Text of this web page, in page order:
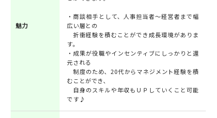
魅力
・商談相手として、人事担当者～経営者まで幅
広い層との
折衝経験を積むことができ成長環境がありま
す。
・成果が役職やインセンティブにしっかりと還
元される
制度のため、20代からマネジメント経験を積
むことができ、
自身のスキルや年収もＵＰしていくこと可能
です♪